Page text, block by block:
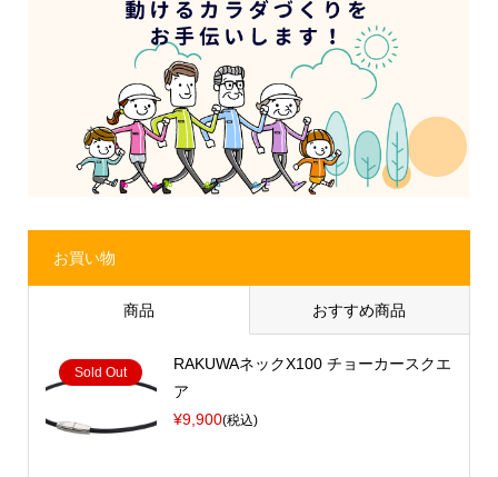
お買い物
商品 おすすめ商品
Sold Out
RAKUWAネックX100 チョーカースクエ
ア
¥9,900(税込)